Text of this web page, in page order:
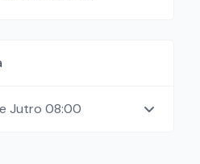
Jutro 08:00